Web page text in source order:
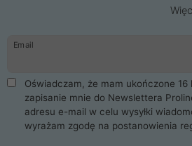
Email
Oświadczam, że mam ukończone
zapisanie mnie do Newslettera
adresu e-mail w celu wysyłki
wyrażam zgodę na postanowienia